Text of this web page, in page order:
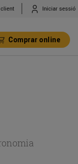
Iniciar sessió
Comprar online